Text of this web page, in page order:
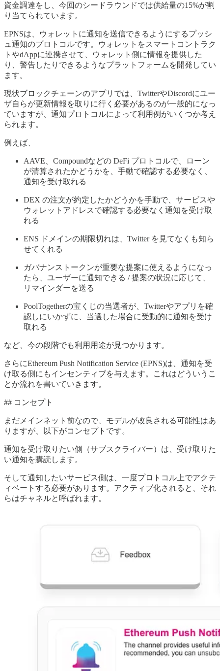
資金調達をし、今回のシードラウンドでは供給量の15%が割
り当てられています。
EPNSは、ウォレットに通知を送信できるようにするプッシ
ュ通知のプロトコルです。ウォレットをスマートコントラク
トやdAppに連携させて、ウォレット側に情報を提供した
り、警告したりできるようなプラットフォームを開発してい
ます。
現状ブロックチェーンのアプリでは、TwitterやDiscordにユー
ザ自らが更新情報を取りに行く必要があるのが一般的になっ
ていますが、通知プロトコルによって利用例がいくつか考え
られます。
例えば、
AAVE、Compoundなどの DeFi プロトコルで、ローン
が清算されたかどうかを、手動で確認する必要なく、
通知を受け取れる
DEX の注文が約定したかどうかを手動で、サービスや
ウォレットアドレスで確認する必要なく通知を受け取
れる
ENS ドメインの期限切れは、Twitter を見てなくも知ら
せてくれる
ガバナンストークンが重要な提案に使えるようになっ
たら、ユーザーに通知できる / 提案の状況に応じて、
リマインダーを送る
PoolTogetherの宝くじの当選者が、Twitterやアプリを確
認しにいかずに、当選した場合に受動的に通知を受け
取れる
など、今の段階でも利用用途が見つかります。
さらにEthereum Push Notification Service (EPNS)は、通知を受
け取る側にもインセンティブを与えます。これはどういうこ
とか流れを書いていきます。
## コンセプト
まだメインネット前なので、モデルが改良される可能性はあ
りますが、以下がコンセプトです。
通知を受け取りたい側（サブスクライバー）は、受け取りた
い通知を購読します。
そして通知したいサービス側は、一度プロトコル上でアクテ
ィベートする必要があります。アクティブ化されると、それ
らはチャネルと呼ばれます。